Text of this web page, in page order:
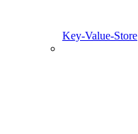
Key-Value-Store